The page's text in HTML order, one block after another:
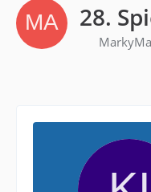
28.